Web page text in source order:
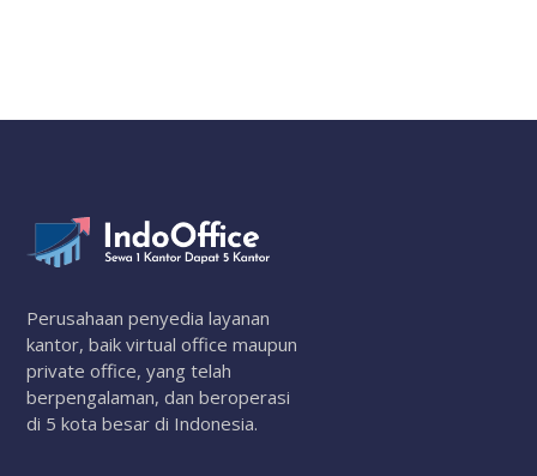
Perusahaan penyedia layanan
kantor, baik virtual office maupun
private office, yang telah
berpengalaman, dan beroperasi
di 5 kota besar di Indonesia.